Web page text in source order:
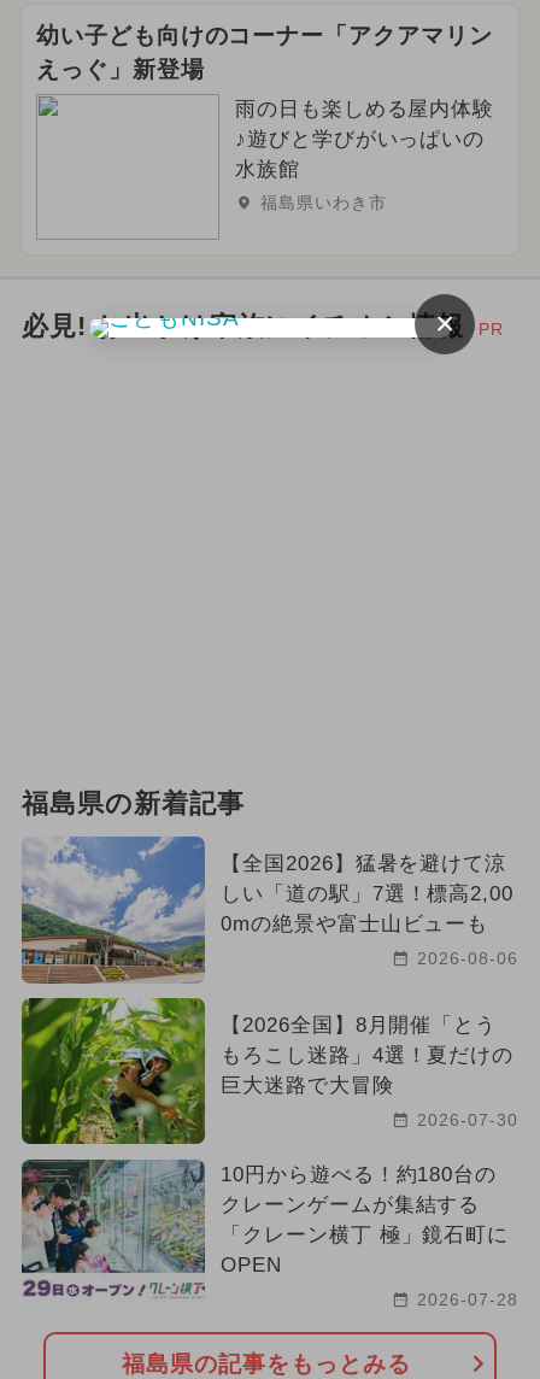
都民の日・県民の日・市民の日
2025年4月のイベント
2026年7月のイベント
2025年3月のイベント 絶景
イルミネーション
スカイランタン
幼い子ども向けのコーナー「アクアマリン
えっぐ」新登場
雨の日も楽しめる屋内体験
♪遊びと学びがいっぱいの
水族館
福島県いわき市
必見! お出かけ家族にイチオシ情報 PR
福島県の新着記事
【全国2026】猛暑を避けて涼
しい「道の駅」7選！標高2,00
0mの絶景や富士山ビューも
2026-08-06
【2026全国】8月開催「とう
もろこし迷路」4選！夏だけの
巨大迷路で大冒険
2026-07-30
10円から遊べる！約180台の
クレーンゲームが集結する
「クレーン横丁 極」鏡石町に
OPEN
2026-07-28
福島県の記事をもっとみる
×